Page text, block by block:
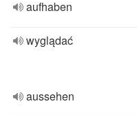
aufhaben
wyglądać
aussehen